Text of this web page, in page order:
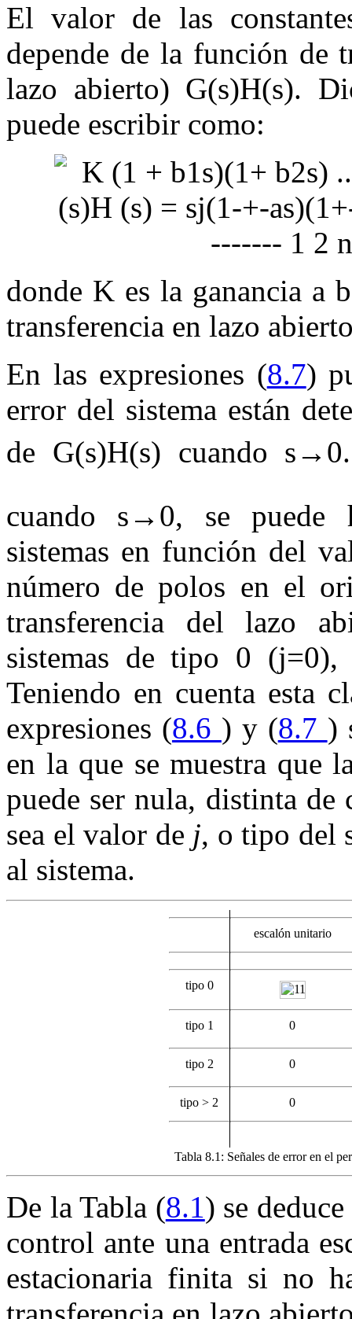
El valor de las
depende de la función de
lazo abierto) G(s)H(s).
puede escribir como:
donde K es la ganancia a
transferencia en lazo
En las expresiones (8.7)
error del sistema están
de G(s)H(s) cuando s → 0
cuando s → 0, se puede
sistemas en función del
número de polos en el
transferencia del lazo
sistemas de tipo 0 (j=0),
Teniendo en cuenta esta
expresiones (8.6 ) y (8.7 )
en la que se muestra que
puede ser nula, distinta
sea el valor de j, o tipo del
al sistema.
escalón unitario
tipo 0
tipo 1 0
tipo 2 0
tipo > 2 0
Tabla 8.1: Señales de error en el
De la Tabla (8.1) se
control ante una entrada
estacionaria finita si no